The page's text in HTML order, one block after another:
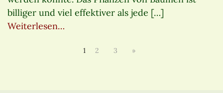
billiger und viel effektiver als jede […]
Weiterlesen…
1 2 3 »